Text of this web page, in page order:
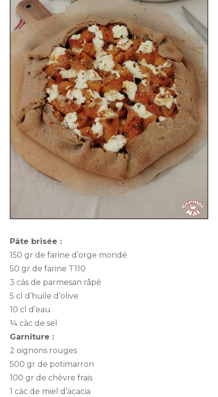
Pâte brisée :
150 gr de farine d’orge mondé
50 gr de farine T110
3 càs de parmesan râpé
5 cl d’huile d’olive
10 cl d’eau
¼ càc de sel
Garniture :
2 oignons rouges
500 gr de potimarron
100 gr de chèvre frais
1 càc de miel d’acacia